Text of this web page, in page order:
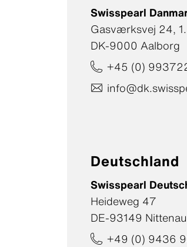
Swisspearl
Gasværksvej 24, 1.
DK-9000 Aalborg
+45 (0)
Deutschland
Swisspearl
Heideweg 47
DE-93149 Nittenau
+49 (0) 9436